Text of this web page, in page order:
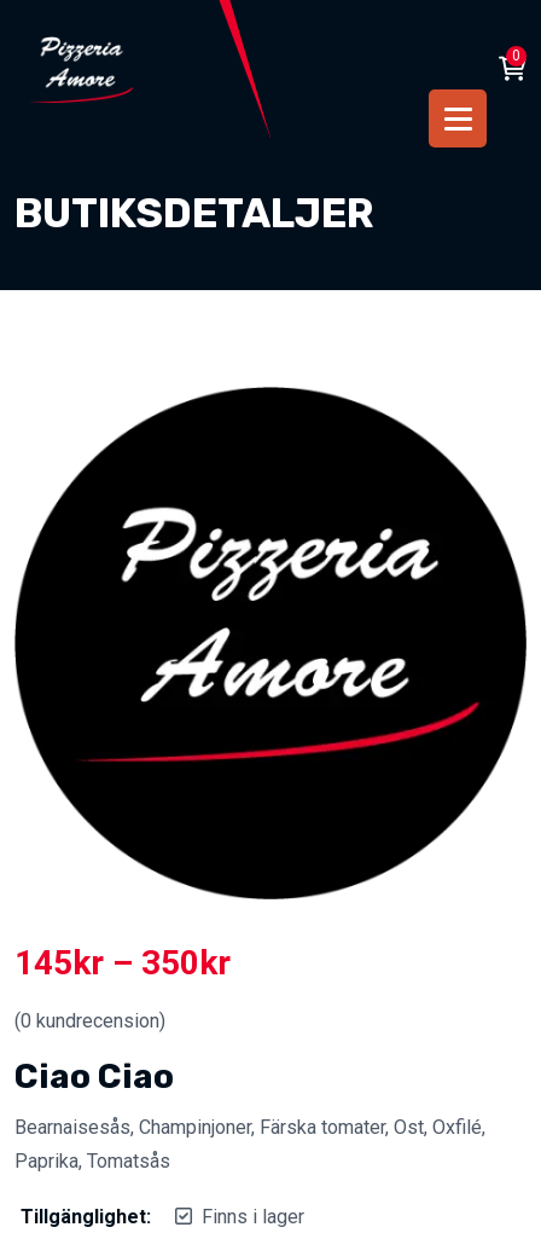
0
BUTIKSDETALJER
145kr – 350kr
(0 kundrecension)
Ciao Ciao
Bearnaisesås, Champinjoner, Färska tomater, Ost, Oxfilé,
Paprika, Tomatsås
Tillgänglighet: Finns i lager